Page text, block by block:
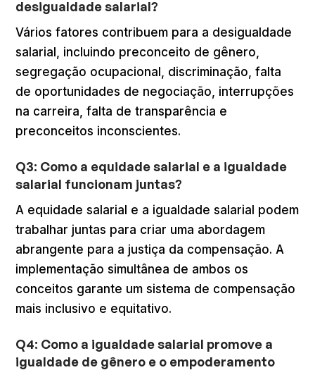
desigualdade salarial?
Vários fatores contribuem para a desigualdade
salarial, incluindo preconceito de gênero,
segregação ocupacional, discriminação, falta
de oportunidades de negociação, interrupções
na carreira, falta de transparência e
preconceitos inconscientes.
Q3: Como a equidade salarial e a igualdade
salarial funcionam juntas?
A equidade salarial e a igualdade salarial podem
trabalhar juntas para criar uma abordagem
abrangente para a justiça da compensação. A
implementação simultânea de ambos os
conceitos garante um sistema de compensação
mais inclusivo e equitativo.
Q4: Como a igualdade salarial promove a
igualdade de gênero e o empoderamento